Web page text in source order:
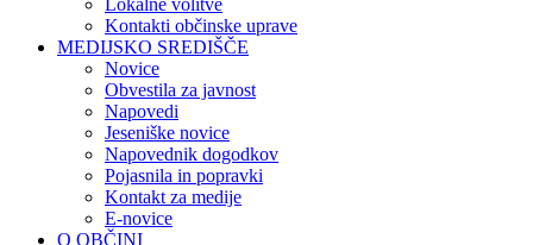
Kontakti občinske uprave
MEDIJSKO SREDIŠČE
Novice
Obvestila za javnost
Napovedi
Jeseniške novice
Napovednik dogodkov
Pojasnila in popravki
Kontakt za medije
E-novice
O OBČINI